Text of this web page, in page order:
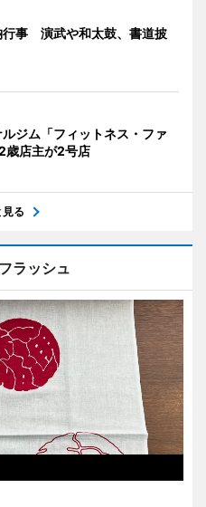
行事 演武や和太鼓、書道披
ジム「フィットネス・ファ
店主が2号店
見る
ラッシュ